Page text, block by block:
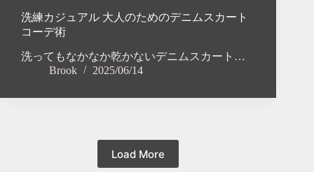
洗練カジュアル 大人のためのデニムスカート
コーデ術
洗ってもなかなか乾かないデニムスカート…
Brook
2025/06/14
Load More